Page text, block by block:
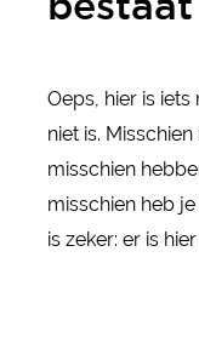
Oeps, hier is
niet is.
misschien
misschien heb
is zeker: er is